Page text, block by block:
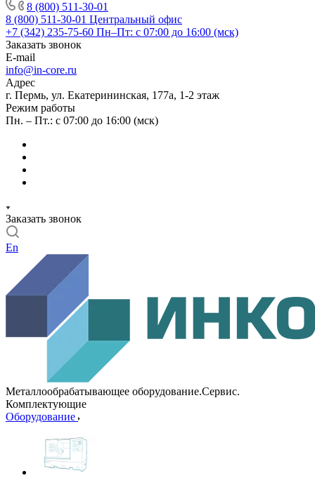
8 (800) 511-30-01
8 (800) 511-30-01 Центральный офис
+7 (342) 235-75-60 Пн–Пт: с 07:00 до 16:00 (мск)
Заказать звонок
E-mail
info@in-core.ru
Адрес
г. Пермь, ул. ​Екатерининская, 177а, ​1-2 этаж
Режим работы
Пн. – Пт.: с 07:00 до 16:00 (мск)
Заказать звонок
En
Металлообрабатывающее оборудование.Сервис.
Комплектующие
Оборудование